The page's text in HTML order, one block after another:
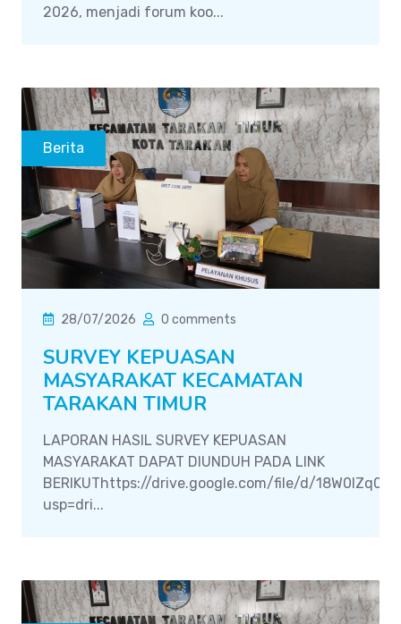
2026, menjadi forum koo...
Berita
28/07/2026 0 comments
SURVEY KEPUASAN
MASYARAKAT KECAMATAN
TARAKAN TIMUR
LAPORAN HASIL SURVEY KEPUASAN
MASYARAKAT DAPAT DIUNDUH PADA LINK
BERIKUThttps://drive.google.com/file/d/
usp=dri...